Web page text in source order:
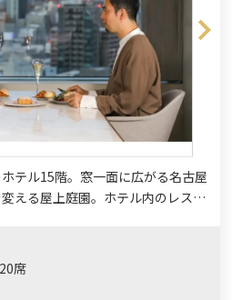
テル15階。窓一面に広がる名古屋
える屋上庭園。ホテル内のレスト
きます。
席